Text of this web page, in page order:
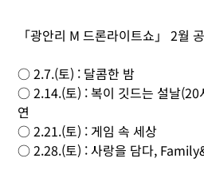
「광안리 M 드론라이트쇼」 2월
○ 2.7.(토) : 달콤한 밤
○ 2.14.(토) : 복이 깃드는 설날(20
연
○ 2.21.(토) : 게임 속 세상
○ 2.28.(토) : 사랑을 담다,